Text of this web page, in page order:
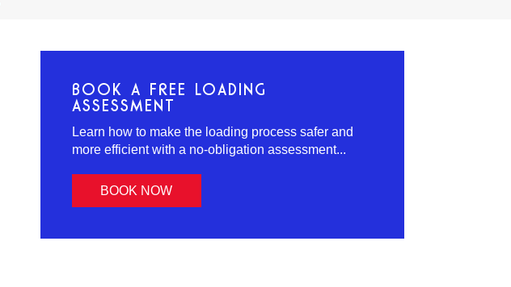
BOOK A FREE LOADING
ASSESSMENT
Learn how to make the loading process safer and
more efficient with a no-obligation assessment...
BOOK NOW